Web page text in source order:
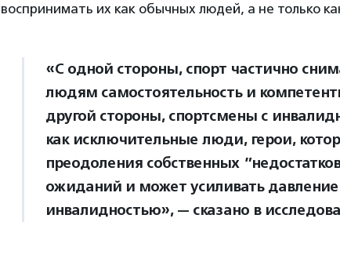
воспринимать их как обычных людей, а не только
«С одной стороны, спорт частично
людям самостоятельность и
другой стороны, спортсмены с
как исключительные люди, герои,
преодоления собственных
ожиданий и может усиливать
инвалидностью», — сказано в